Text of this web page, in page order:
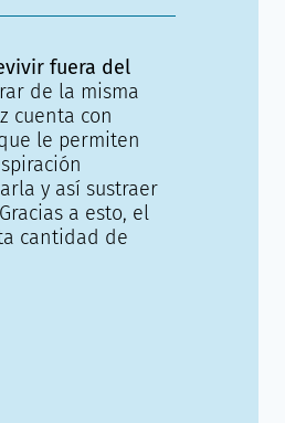
fuera del
de la misma
cuenta con
le permiten
y así sustraer
a esto, el
cantidad de